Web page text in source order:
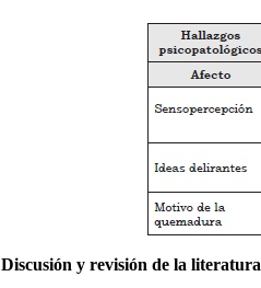
Discusión y revisión de la literatura